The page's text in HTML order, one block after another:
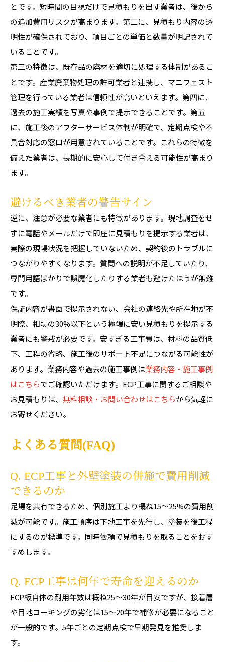
とです。短時間の目視だけで見積もりを出す業者は、後から
の追加費用リスクが高まります。第二に、見積もり内容の透
明性が確保されており、項目ごとの単価と数量が明記されて
いることです。
第三の特徴は、既存品の廃材を適切に処理する体制があるこ
とです。産業廃棄物処理の許可業者と連携し、マニフェスト
管理を行っている業者は信頼性が高いといえます。第四に、
過去の施工実績を写真や事例で提示できることです。第五
に、施工後のアフターサービス体制が明確で、定期点検や不
具合対応の窓口が用意されていることです。これらの特徴を
備えた業者は、長期的に安心して付き合える可能性が高まり
ます。
避けるべき業者の警告サイン
逆に、注意が必要な業者にも特徴があります。現地調査をせ
ずに電話やメールだけで即座に見積もりを提示する業者は、
実際の現場状況を把握していないため、契約後のトラブルに
つながりやすくなります。質問への説明が不足していたり、
専門用語ばかりで誤魔化したりする業者も避けたほうが無難
です。
保証内容が書面で提示されない、会社の連絡先や所在地が不
明瞭、相場の30%以下という極端に安い見積もりを提示する
業者にも警戒が必要です。安すぎる工事費は、材料の品質低
下、工程の省略、施工後のサポート不足につながる可能性が
あります。業務内容や過去の施工事例は業務内容・施工事例
はこちらでご確認いただけます。ECP工事に関するご相談や
お見積もりは、 無料相談・お問い合わせはこちらから気軽に
お寄せください。
よくある質問(FAQ)
Q. ECP工事と外壁塗装の併施で費用削減
できるのか
足場を共有できるため、個別施工より概ね15〜25%の費用削
減が可能です。施工順序は下地工事を先行し、塗装を後工程
にするのが標準です。同時依頼で見積もりを取ることをおす
すめします。
Q. ECP工事は何年で寿命を迎えるのか
ECP板自体の耐用年数は概ね25〜30年が目安ですが、接着層
や目地コーキングの劣化は15〜20年で補修が必要になること
が一般的です。5年ごとの定期点検で早期発見を推奨しま
す。